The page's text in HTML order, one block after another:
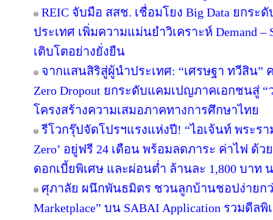
REIC จับมือ สสช. เชื่อมโยง Big Data ยกร
ประเทศ เพิ่มความแม่นยำวิเคราะห์ Demand
เติบโตอย่างยั่งยืน
จากแสนสิริสู่ผู้นำประเทศ: “เศรษฐา ทวีสิน”
Zero Dropout ยกระดับแคมเปญภาคเอกชนสู่
โครงสร้างความเสมอภาคทางการศึกษาไทย
รีโวกรุ๊ปจัดโปรฯแรงแห่งปี! “ไอเจ้นท์ พระรา
Zero’ อยู่ฟรี 24 เดือน พร้อมลดภาระ ค่าไฟ ด้
ดอกเบี้ยพิเศษ และผ่อนต่ำ ล้านละ 1,800 บาท
ศุภาลัย ผนึกพันธมิตร ชวนลูกบ้านชอปง่ายกว่
Marketplace” บน SABAI Application รวมดีล